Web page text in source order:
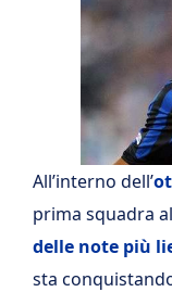
All’interno dell’
prima squadra
delle note più
sta